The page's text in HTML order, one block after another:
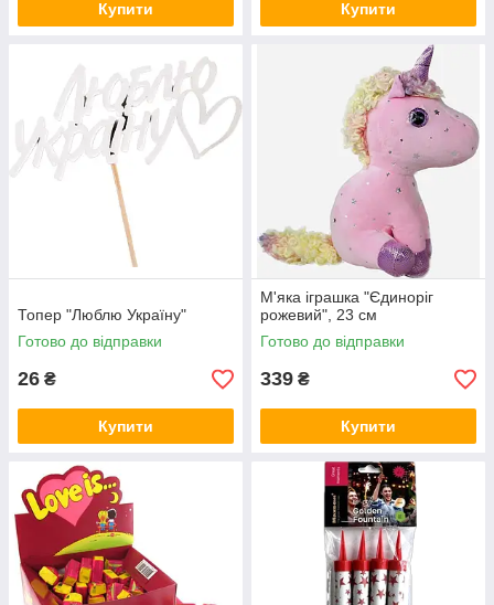
Купити Купити
Топер "Люблю Україну"
Готово до відправки
26 ₴
Купити
М'яка іграшка "Єдиноріг
рожевий", 23 см
Готово до відправки
339 ₴
Купити